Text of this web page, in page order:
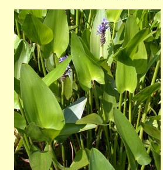
Bild